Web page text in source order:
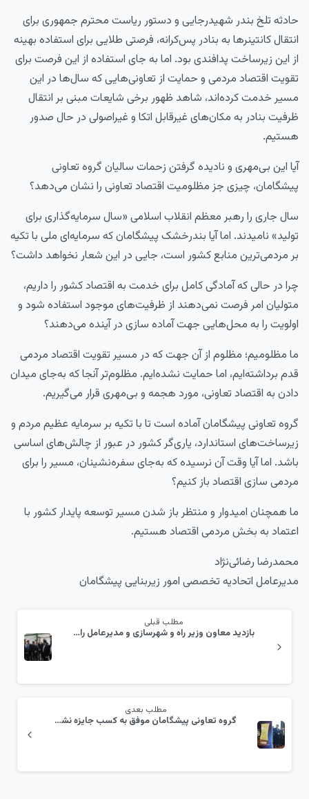
حادثه تلخ بندر شهیدرجایی و دستور ریاست محترم جمهوری برای
انتقال کانتینرها به بنادر پس‌کرانه، فرصتی طلایی برای استفاده بهینه
از این زیرساخت پدافندی بود. اما به جای استفاده از این فرصت برای
تقویت اقتصاد مردمی و حمایت از تعاونی‌هایی که سال‌ها در این
مسیر خدمت کرده‌اند، شاهد ظهور برخی شایعات مبنی بر انتقال
ظرفیت بنادر به مکان‌های غیرقابل اتکا و غیراصولی در حال صدور
هستیم.
آیا این بی‌مهری و نادیده گرفتن زحمات سالیان گروه تعاونی
پیشگامان، چیزی جز مظلومیت اقتصاد تعاونی را نشان می‌دهد؟
سال جاری را رهبر معظم انقلاب اسلامی «سال سرمایه‌گذاری برای
تولید» نامیدند. اما آیا بندرخشک پیشگامان که سرمایه‌ای ملی با تکیه
بر مردمی‌ترین منابع کشور است، جایی در این شعار نخواهد داشت؟
چرا در حالی که آمادگی کامل برای خدمت به اقتصاد کشور را داریم،
متولیان امر فرصت نمی‌دهند از ظرفیت‌های موجود استفاده شود و
اولویت را به محل‌هایی جهت آماده سازی در آینده می‌دهند؟
ما مظلومیم؛ مظلوم از آن جهت که در مسیر تقویت اقتصاد مردمی
قدم برداشته‌ایم، اما حمایت نشده‌ایم. مظلوم‌تر آنجا که به‌جای میدان
دادن به اقتصاد تعاونی، مورد هجمه و بی‌مهری قرار می‌گیریم.
گروه تعاونی پیشگامان آماده است تا با تکیه بر سرمایه عظیم مردم و
زیرساخت‌های استاندارد، یاری‌گر کشور در عبور از چالش‌های اساسی
باشد. اما آیا وقت آن نرسیده که به‌جای سفره‌نشینان، مسیر را برای
مردمی سازی اقتصاد باز کنیم؟
ما همچنان امیدوار و منتظر باز شدن مسیر توسعه پایدار کشور با
اعتماد به بخش مردمی اقتصاد هستیم.
محمدرضا رضائی‌نژاد
مدیرعامل اتحادیه تخصصی امور زیربنایی پیشگامان
مطلب قبلی
بازدید معاون وزیر راه و شهرسازی و مدیرعامل راه‌آهن ج.ا.ا از بندرخشک پیشگامان
مطلب بعدی
گروه تعاونی پیشگامان موفق به کسب جایزه نشان ملی اقتصاد مقاومتی کشور شد